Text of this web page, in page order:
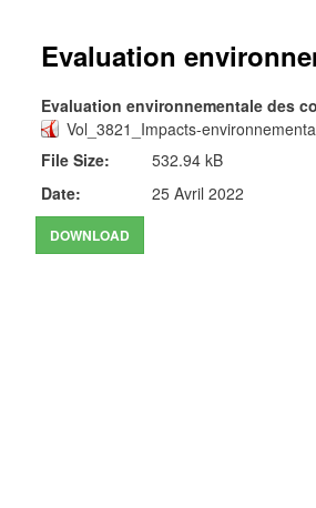
Evaluation
Evaluation environnementale des
Vol_3821_Impacts-
File Size:
532.94 kB
Date:
25 Avril 2022